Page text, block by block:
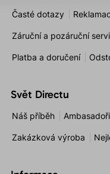
Časté dotazy
Záruční a pozáruční
Platba a doručení
Svět Directu
Náš příběh Ambasadoři
Zakázková výroba